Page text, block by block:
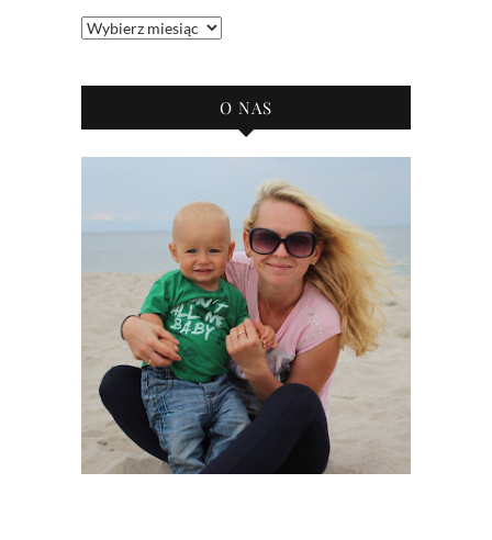
Archiwum
O NAS